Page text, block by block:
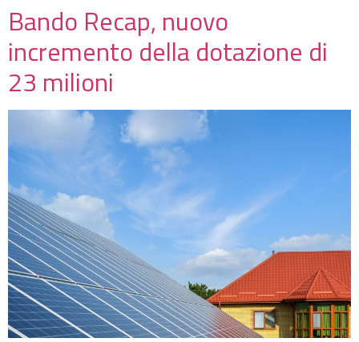
Bando Recap, nuovo
incremento della dotazione di
23 milioni